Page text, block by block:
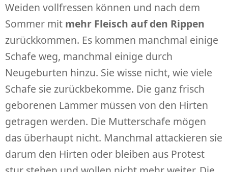
Weiden vollfressen können und nach dem
Sommer mit mehr Fleisch auf den Rippen
zurückkommen. Es kommen manchmal einige
Schafe weg, manchmal einige durch
Neugeburten hinzu. Sie wisse nicht, wie viele
Schafe sie zurückbekomme. Die ganz frisch
geborenen Lämmer müssen von den Hirten
getragen werden. Die Mutterschafe mögen
das überhaupt nicht. Manchmal attackieren sie
darum den Hirten oder bleiben aus Protest